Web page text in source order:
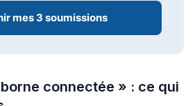
mes 3 soumissions
connectée » : ce qui